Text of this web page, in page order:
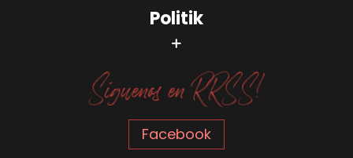
Politik
Facebook